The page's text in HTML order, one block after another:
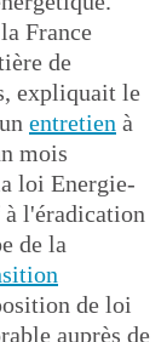
France
de
expliquait le
entretien à
mois
loi Energie-
l'éradication
de la
de loi
auprès de